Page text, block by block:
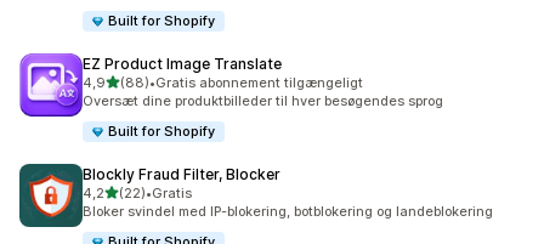
Built for Shopify
EZ Product Image Translate
4,9ud af 5 stjerner
(88)
88 anmeldelser i alt
•Gratis abonnement tilgængeligt
Oversæt dine produktbilleder til hver besøgendes sprog
Built for Shopify
Blockly Fraud Filter, Blocker
4,2ud af 5 stjerner
(22)
22 anmeldelser i alt
•Gratis
Bloker svindel med IP-blokering, botblokering og landeblokering